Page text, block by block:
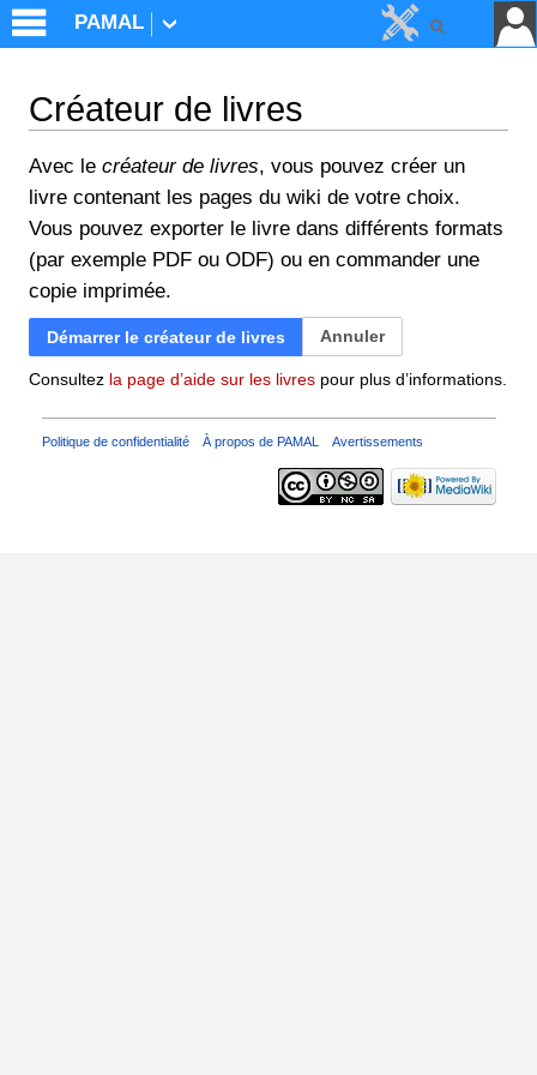
Créateur de livres
Avec le créateur de livres, vous pouvez créer un
livre contenant les pages du wiki de votre choix.
Vous pouvez exporter le livre dans différents formats
(par exemple PDF ou ODF) ou en commander une
copie imprimée.
Démarrer le créateur de livres Annuler
Consultez la page d’aide sur les livres pour plus d’informations.
Politique de confidentialité À propos de PAMAL Avertissements
PAMAL